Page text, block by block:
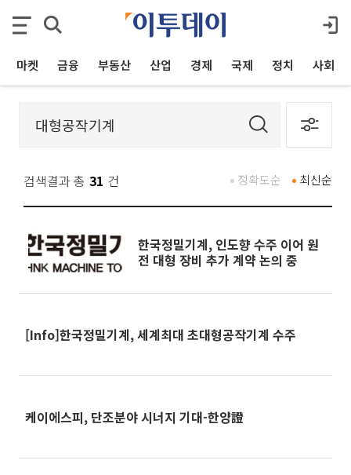
마켓 금융 부동산 산업 경제 국제 정치 사회
검색결과 총 31 건 최신순
정확도순
한국정밀기계, 인도향 수주 이어 원
전 대형 장비 추가 계약 논의 중
[Info]한국정밀기계, 세계최대 초대형공작기계 수주
케이에스피, 단조분야 시너지 기대-한양證